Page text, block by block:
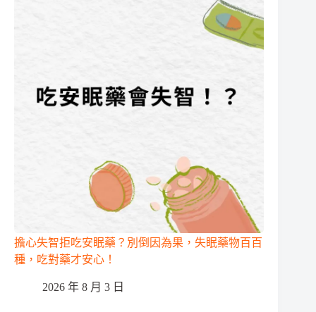
擔心失智拒吃安眠藥？別倒因為果，失眠藥物百百
種，吃對藥才安心！
2026 年 8 月 3 日